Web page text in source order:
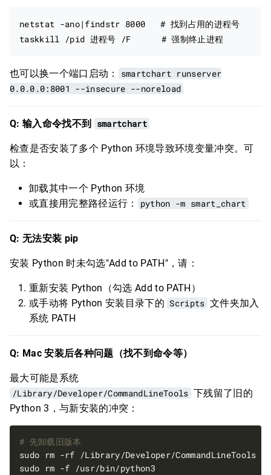
netstat -ano|findstr 8000   # 找到占用的进程号
也可以换一个端口启动：
smartchart runserver
0.0.0.0:8001 --insecure --noreload
Q: 输入命令找不到 smartchart
检查是否安装了多个 Python 环境导致环境变量冲突。可
以：
卸载其中一个 Python 环境
或直接用完整路径运行：
python -m smart_chart
Q: 无法安装 pip
安装 Python 时未勾选"Add to PATH"，请：
重新安装 Python（勾选 Add to PATH）
或手动将 Python 安装目录下的 Scripts 文件夹加入
系统 PATH
Q: Mac 安装后各种问题（找不到命令等）
最大可能是系统
/Library/Developer/CommandLineTools 下残留了旧的
Python 3，与新安装的冲突：
# 先卸载旧版本